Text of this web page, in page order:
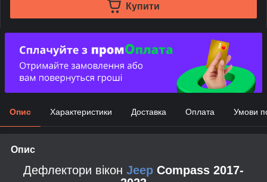
Купити
Опис Характеристики Доставка Оплата Умови
Опис
Дефлектори вікон Jeep Compass 2017-